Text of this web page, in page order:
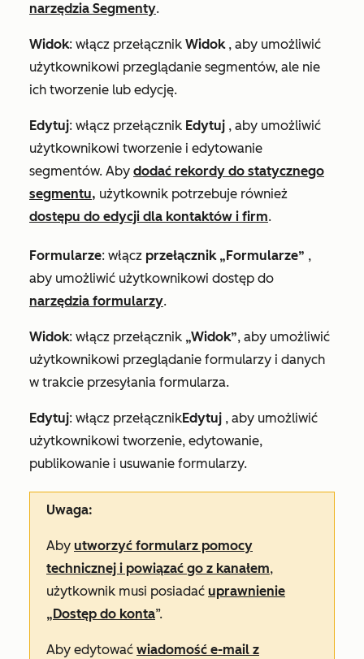
narzędzia Segmenty.
Widok: włącz przełącznik Widok, aby umożliwić
użytkownikowi przeglądanie segmentów, ale nie
ich tworzenie lub edycję.
Edytuj: włącz przełącznik Edytuj , aby umożliwić
użytkownikowi tworzenie i edytowanie
segmentów. Aby dodać rekordy do statycznego
segmentu, użytkownik potrzebuje również
dostępu do edycji dla kontaktów i firm.
Formularze: włącz przełącznik „Formularze” ,
aby umożliwić użytkownikowi dostęp do
narzędzia formularzy.
Widok: włącz przełącznik „Widok”, aby umożliwić
użytkownikowi przeglądanie formularzy i danych
w trakcie przesyłania formularza.
Edytuj: włącz przełącznikEdytuj , aby umożliwić
użytkownikowi tworzenie, edytowanie,
publikowanie i usuwanie formularzy.
Uwaga:
Aby utworzyć formularz pomocy
technicznej i powiązać go z kanałem,
użytkownik musi posiadać uprawnienie
„Dostęp do konta”.
Aby edytować wiadomość e-mail z